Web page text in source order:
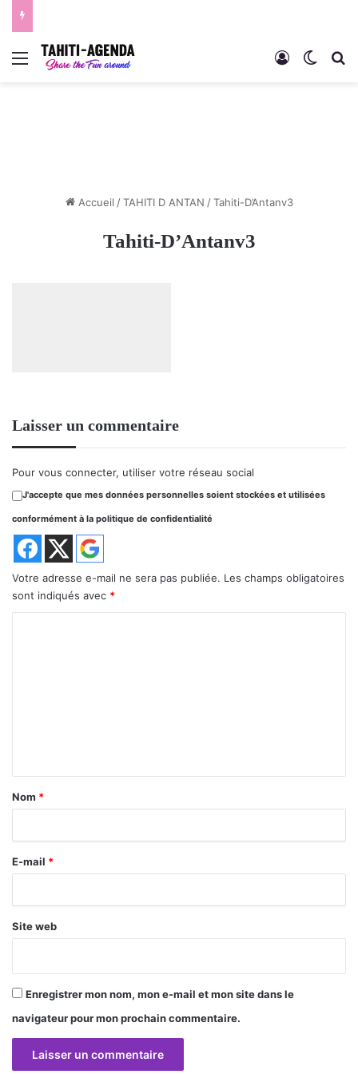
Menu Connexion
Accueil / TAHITI D ANTAN / Tahiti-D’Antanv3
Tahiti-D’Antanv3
Laisser un commentaire
Pour vous connecter, utiliser votre réseau social
J'accepte que mes données personnelles soient stockées et utilisées
conformément à la politique de confidentialité
Votre adresse e-mail ne sera pas publiée. Les champs obligatoires
sont indiqués avec *
a
r
e
Nom *
E-mail *
Site web
Enregistrer mon nom, mon e-mail et mon site dans le
navigateur pour mon prochain commentaire.